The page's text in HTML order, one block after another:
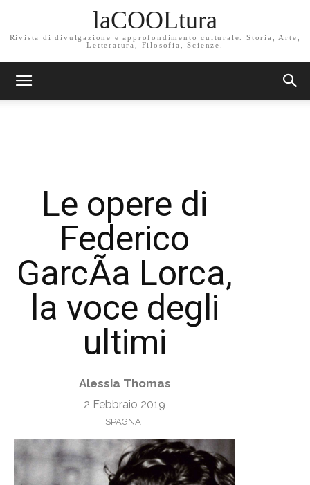
laCOOLtura
Rivista di divulgazione e approfondimento culturale. Storia, Arte,
Letteratura, Filosofia, Scienze.
Le opere di
Federico
GarcÃ­a Lorca,
la voce degli
ultimi
Alessia Thomas
2 Febbraio 2019
SPAGNA